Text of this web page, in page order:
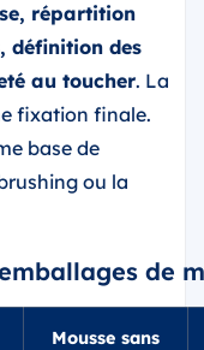
répartition
définition des
au toucher. La
fixation finale.
base de
ou la
de
Mousse sans